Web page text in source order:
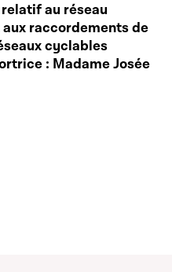
au réseau
raccordements de
cyclables
: Madame Josée